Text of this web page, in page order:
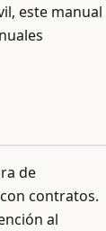
este manual
de
contratos.
al